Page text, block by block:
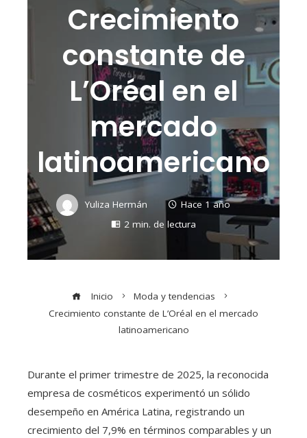
Crecimiento
constante de
L’Oréal en el
mercado
latinoamericano
Yuliza Hermán
Hace 1 año
2 min. de lectura
Inicio
Moda y tendencias
Crecimiento constante de L’Oréal en el mercado
latinoamericano
Durante el primer trimestre de 2025, la reconocida
empresa de cosméticos experimentó un sólido
desempeño en América Latina, registrando un
crecimiento del 7,9% en términos comparables y un